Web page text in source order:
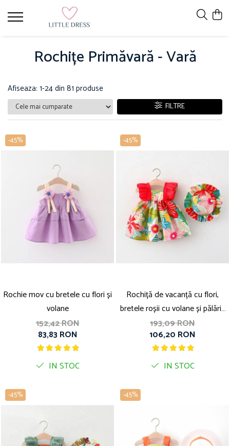
Rochițe Primăvară - Vară
Afiseaza: 1-24din 81 produse
FILTRE
-45%
Rochie mov cu bretele cu flori și
volane
152,42 RON
83,83 RON
IN STOC
-45%
Rochiță de vacanță cu flori,
bretele roșii cu volane și pălărie
inclusă
193,09 RON
106,20 RON
IN STOC
-45% -45%